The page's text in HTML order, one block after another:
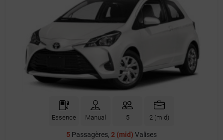
Essence Manual 5 2 (mid)
5 Passagères, 2 (mid) Valises